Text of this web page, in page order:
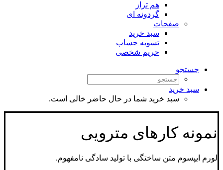
هم تراز
گردونه ای
صفحات
سبد خرید
تسویه حساب
حریم شخصی
جستجو
سبد خرید
سبد خرید شما در حال حاضر خالی است.
نمونه کارهای مترویی
لورم ایپسوم متن ساختگی با تولید سادگی نامفهوم.